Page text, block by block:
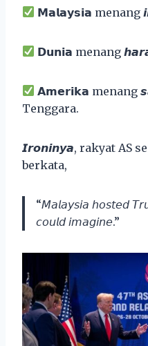
𝗠𝗮𝗹𝗮𝘆𝘀𝗶𝗮 menang
𝗗𝘂𝗻𝗶𝗮 menang
𝗔𝗺𝗲𝗿𝗶𝗸𝗮 menang
Tenggara.
𝙄𝙧𝙤𝙣𝙞𝙣𝙮𝙖, rakyat AS
berkata,
“𝘔𝘢𝘭𝘢𝘺𝘴𝘪𝘢 𝘩𝘰𝘴𝘵𝘦𝘥
𝘤𝘰𝘶𝘭𝘥 𝘪𝘮𝘢𝘨𝘪𝘯𝘦.”